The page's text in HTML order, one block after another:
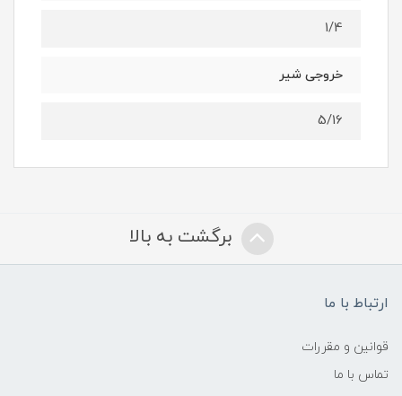
1/4
خروجی شیر
5/16
برگشت به بالا
ارتباط با ما
قوانین و مقررات
تماس با ما